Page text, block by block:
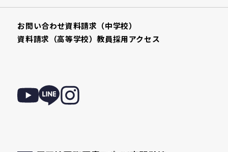
お問い合わせ資料請求（中学校）
資料請求（高等学校）教員採用アクセス